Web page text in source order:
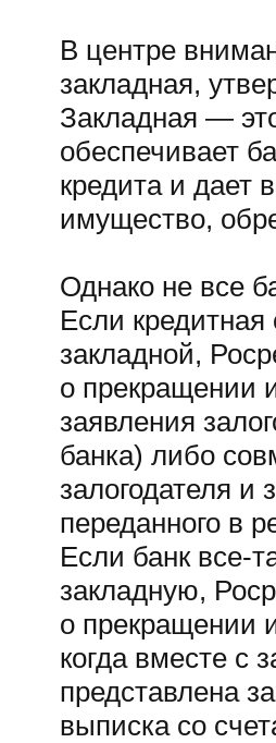
В центре
закладная,
Закладная —
обеспечивает
кредита и дает
имущество,
Однако не все
Если
закладной,
о прекращении
заявления
банка) либо
залогодателя и
переданного в
Если банк все-
закладную,
о прекращении
когда вместе с
представлена
выписка со